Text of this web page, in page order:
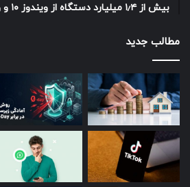
بیش از ۱٫۴ میلیارد دستگاه از ویندوز ۱۰ و ویندوز ۱۱ استفاده می‌کنند
مطالب جدید